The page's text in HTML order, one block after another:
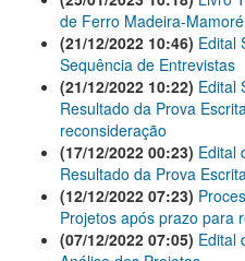
de Ferro Madeira-
(21/12/2022 10:46) Edital
Sequência de Entrevistas
(21/12/2022 10:22) Edital
Resultado da Prova
reconsideração
(17/12/2022 00:23) Edital
Resultado da Prova Escrita
(12/12/2022 07:23)
Projetos após prazo para
(07/12/2022 07:05) Edital